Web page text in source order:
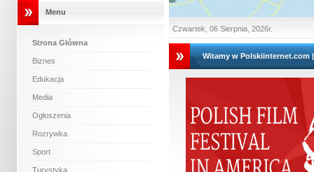
Menu
Strona Główna
Biznes
Edukacja
Media
Ogłoszenia
Rozrywka
Sport
Turystyka
Czwartek, 06 Sierpnia, 2026r.
Witamy w Polskiinternet.com |